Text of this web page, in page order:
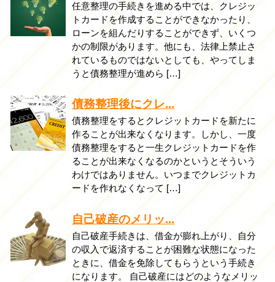
任意整理の手続きを進める中では、クレジッ
トカードを作成することができなかったり、
ローンを組んだりすることができず、いくつ
かの制限があります。他にも、法律上禁止さ
れているものではないとしても、やってしま
うと債務整理が進めら […]
債務整理後にクレ...
債務整理をするとクレジットカードを新たに
作ることが出来なくなります。しかし、一度
債務整理をすると一生クレジットカードを作
ることが出来なくなるのかというとそういう
わけではありません。いつまでクレジットカ
ードを作れなくなって […]
自己破産のメリッ...
自己破産手続きは、借金が膨れ上がり、自分
の収入で返済することが困難な状態になった
ときに、借金を免除してもらうという手続き
になります。 自己破産にはどのようなメリッ